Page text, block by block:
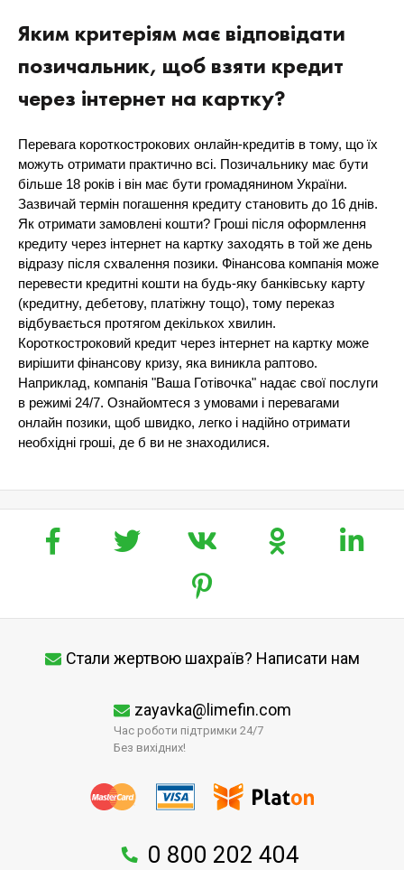
Яким критеріям має відповідати
позичальник, щоб взяти кредит
через інтернет на картку?
Перевага короткострокових онлайн-кредитів в тому, що їх
можуть отримати практично всі. Позичальнику має бути
більше 18 років і він має бути громадянином України.
Зазвичай термін погашення кредиту становить до 16 днів.
Як отримати замовлені кошти? Гроші після оформлення
кредиту через інтернет на картку заходять в той же день
відразу після схвалення позики. Фінансова компанія може
перевести кредитні кошти на будь-яку банківську карту
(кредитну, дебетову, платіжну тощо), тому переказ
відбувається протягом декількох хвилин.
Короткостроковий кредит через інтернет на картку може
вирішити фінансову кризу, яка виникла раптово.
Наприклад, компанія "Ваша Готівочка" надає свої послуги
в режимі 24/7. Ознайомтеся з умовами і перевагами
онлайн позики, щоб швидко, легко і надійно отримати
необхідні гроші, де б ви не знаходилися.
Стали жертвою шахраїв? Написати нам
zayavka@limefin.com
Час роботи підтримки 24/7
Без вихідних!
0 800 202 404